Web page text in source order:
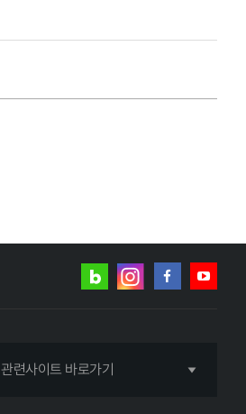
네이버
인스타그램
관련사이트 바로가기